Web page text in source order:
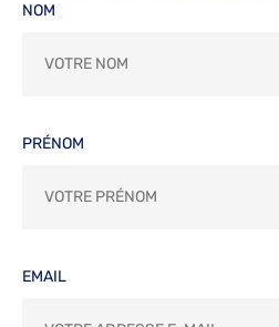
NOM
PRÉNOM
EMAIL